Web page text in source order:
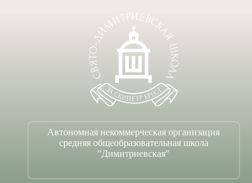
Автономная некоммерческая организация
средняя общеобразовательная школа
"Димитриевская"